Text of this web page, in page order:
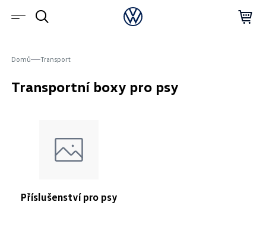
Domů Transport
Transportní boxy pro psy
Příslušenství pro psy